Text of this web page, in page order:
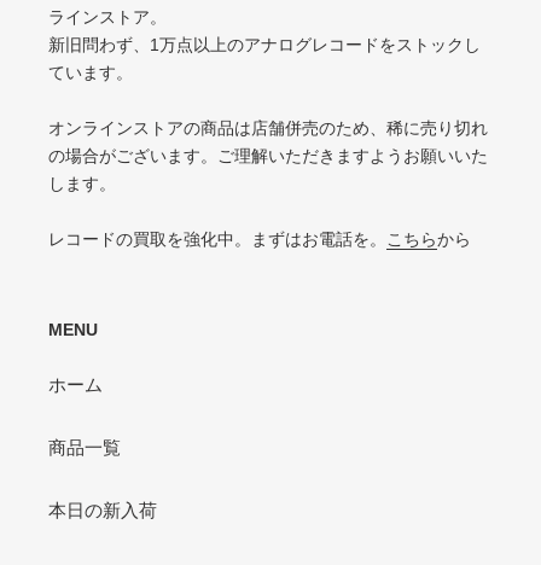
キズ・ノイズが目立つ
P（POOR）
VG（VERY GOOD）
目立つリングウェアや底抜け・裂け・書き込み・カットがある / アメリカ買付
の中古盤として標準的な状態
ひどいリングウェアや底抜け・裂け・書き込みなどがある
P（POOR）
VG-よりジャケットの状態が悪くおすすめできない
ラインストア。
新旧問わず、1万点以上のアナログレコードをストックし
ています。
オンラインストアの商品は店舗併売のため、稀に売り切れ
の場合がございます。ご理解いただきますようお願いいた
します。
レコードの買取を強化中。まずはお電話を。 こちらから
MENU
ホーム
商品一覧
本日の新入荷